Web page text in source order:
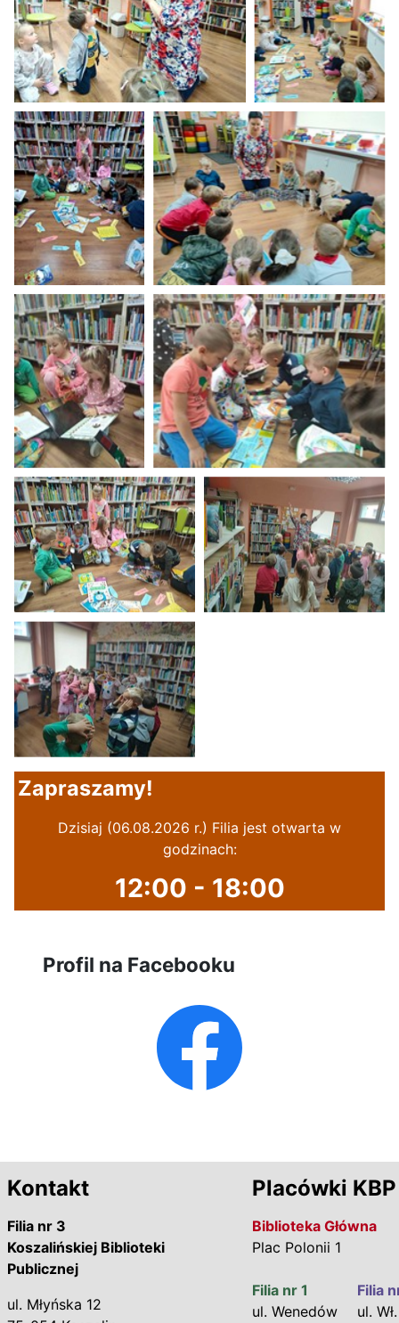
Zapraszamy!
Dzisiaj (06.08.2026 r.) Filia jest otwarta w
godzinach:
12:00 - 18:00
Profil na Facebooku
Kontakt
Filia nr 3
Koszalińskiej Biblioteki
Publicznej
ul. Młyńska 12
Placówki KBP
Biblioteka Główna
Plac Polonii 1
Filia nr 1
ul. Wenedów
Filia
ul. Wł.